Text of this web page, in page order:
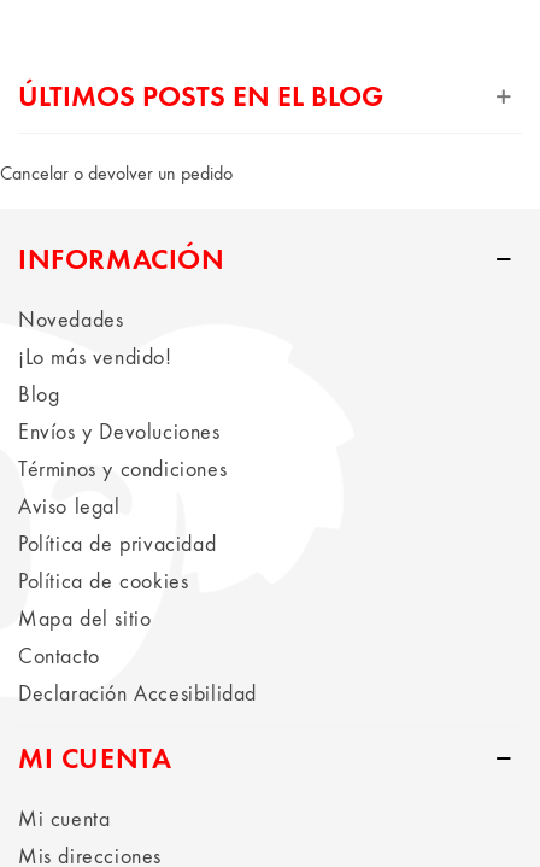
ÚLTIMOS POSTS EN EL BLOG
Cancelar o devolver un pedido
INFORMACIÓN
Novedades
¡Lo más vendido!
Blog
Envíos y Devoluciones
Términos y condiciones
Aviso legal
Política de privacidad
Política de cookies
Mapa del sitio
Contacto
Declaración Accesibilidad
MI CUENTA
Mi cuenta
Mis direcciones